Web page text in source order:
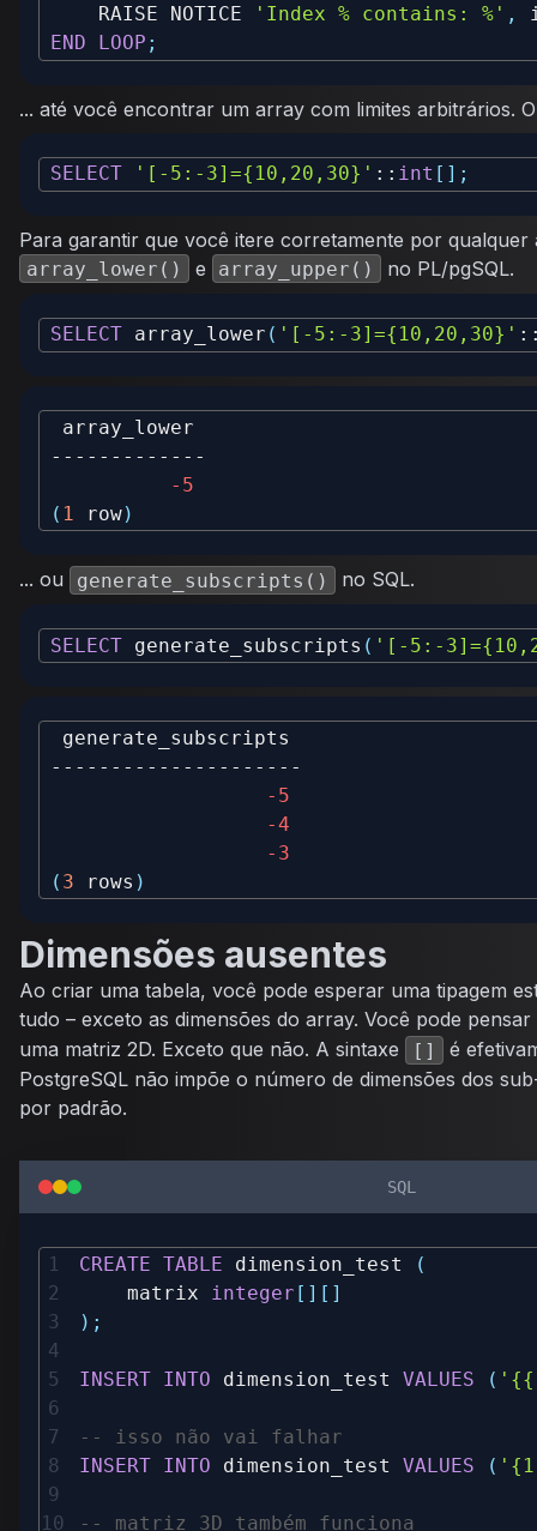
    RAISE NOTICE
'Index % contains: %' ,
END
LOOP ;
... até você encontrar um array com limites arbitrários.
SELECT '[-5:-3]={10,20,30}' :: int [ ] ;
Para garantir que você itere corretamente por
array_lower() e array_upper() no PL/pgSQL.
SELECT array_lower ( '[-5:-3]={10,20,30}'
-5
( 1 row)
... ou generate_subscripts() no SQL.
SELECT generate_subscripts ( '[-5:-
-5
-4
-3
( 3 rows )
Dimensões ausentes
Ao criar uma tabela, você pode esperar uma tipagem
tudo – exceto as dimensões do array. Você pode
uma matriz 2D. Exceto que não. A sintaxe
[]
é
PostgreSQL não impõe o número de dimensões dos
por padrão.
SQL
CREATE TABLE dimension_test
(
    matrix
integer [ ] [ ]
) ;
INSERT INTO dimension_test VALUES (
-- isso não vai falhar
INSERT INTO dimension_test VALUES (
-- matriz 3D também funciona